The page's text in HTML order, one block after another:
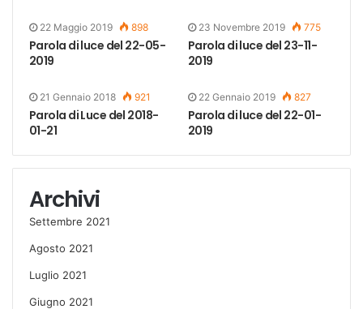
22 Maggio 2019 898
Parola di luce del 22-05-
2019
23 Novembre 2019 775
Parola di luce del 23-11-
2019
21 Gennaio 2018 921
Parola di Luce del 2018-
01-21
22 Gennaio 2019 827
Parola di luce del 22-01-
2019
Archivi
Settembre 2021
Agosto 2021
Luglio 2021
Giugno 2021